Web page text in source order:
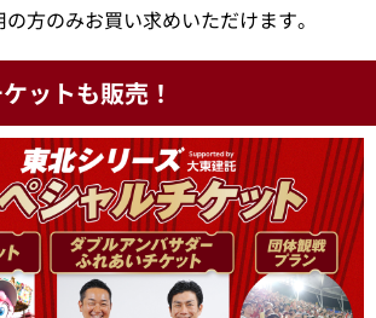
方のみお買い求めいただけます。
ットも販売！